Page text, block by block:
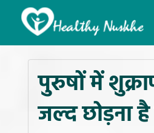
पुरुषों में
जल्द छोड़ना